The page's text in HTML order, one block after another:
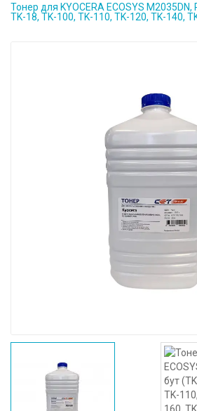
Тонер для KYOCERA ECOSYS M2035DN,
TK-18, TK-100, TK-110, TK-120, TK-140,